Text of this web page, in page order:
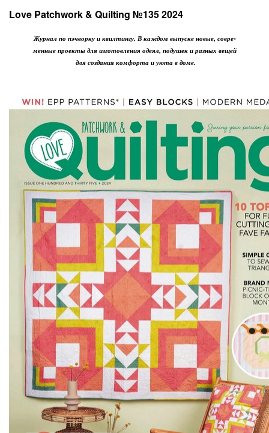
Love Patchwork & Quilting №135 2024
Журнал по пэчворку и квилтингу. В каждом выпуске новые, совре-
менные проекты для изготовления одеял, подушек и разных вещей
для создания комфорта и уюта в доме.